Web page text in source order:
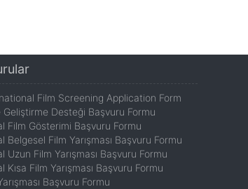
Film Screening Application Form
Geliştirme Desteği Başvuru Formu
Film Gösterimi Başvuru Formu
Belgesel Film Yarışması Başvuru Formu
Uzun Film Yarışması Başvuru Formu
Kısa Film Yarışması Başvuru Formu
Başvuru Formu